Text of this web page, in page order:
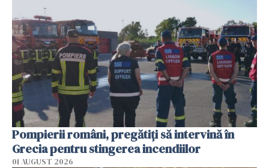
Pompierii români, pregătiţi să intervină în
Grecia pentru stingerea incendiilor
01 AUGUST 2026